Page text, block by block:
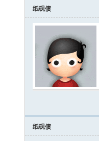
纸砚债
纸砚债